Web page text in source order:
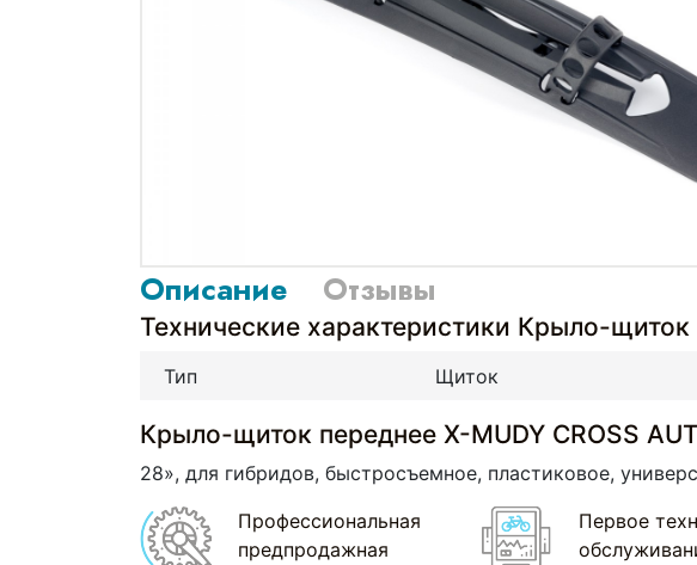
Описание Отзывы
Технические характеристики Крыло-щиток
Тип Щиток
Крыло-щиток переднее X-MUDY CROSS
28», для гибридов, быстросъемное, пластиковое,
Профессиональная
предпродажная
Первое